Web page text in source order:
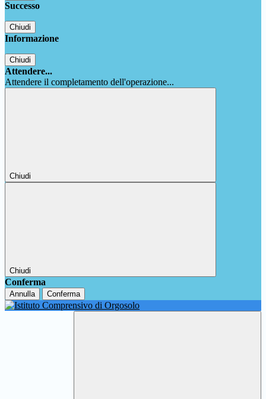
Successo
Chiudi
Informazione
Chiudi
Attendere...
Attendere il completamento dell'operazione...
Chiudi
Chiudi
Conferma
Annulla Conferma